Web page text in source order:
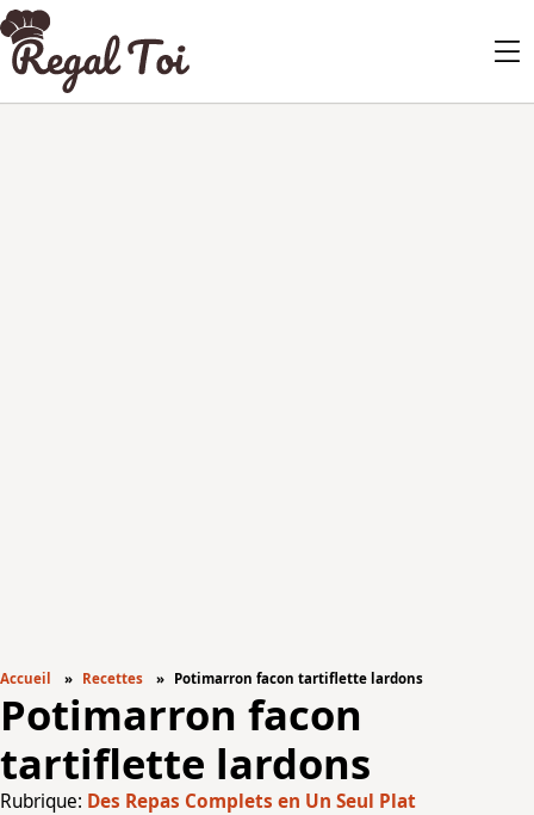
Accueil Recettes Potimarron facon tartiflette lardons
Potimarron facon
tartiflette lardons
Rubrique: Des Repas Complets en Un Seul Plat